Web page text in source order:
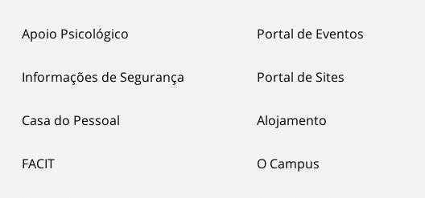
Apoio Psicológico
Informações de Segurança
Casa do Pessoal
FACIT
Portal de Eventos
Portal de Sites
Alojamento
O Campus